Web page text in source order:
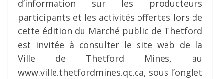
d’information sur les producteurs
participants et les activités offertes lors de
cette édition du Marché public de Thetford
est invitée à consulter le site web de la
Ville de Thetford Mines, au
www.ville.thetfordmines.qc.ca, sous l’onglet